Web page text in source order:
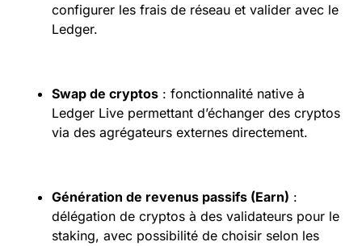
configurer les frais de réseau et valider avec le
Ledger.
Swap de cryptos : fonctionnalité native à
Ledger Live permettant d’échanger des cryptos
via des agrégateurs externes directement.
Génération de revenus passifs (Earn) :
délégation de cryptos à des validateurs pour le
staking, avec possibilité de choisir selon les